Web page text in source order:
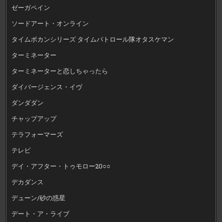
ゼーガペイン
ソードアート・オンライン
タイムボカンシリーズ タイムパトロール隊オタスケマン
ターミネーター
ターミネーターと恋しちゃったら
ダイバージェンス・イヴ
ダンダダン
チャップアップ
テラフォーマーズ
テレビ
デイ・アフター・トゥモロー20○○
デカダンス
デューン/砂の惑星
デート・ア・ライブ